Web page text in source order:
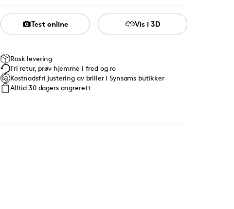
Test online Vis i 3D
Rask levering
Fri retur, prøv hjemme i fred og ro
Kostnadsfri justering av briller i Synsams butikker
Alltid 30 dagers angrerett